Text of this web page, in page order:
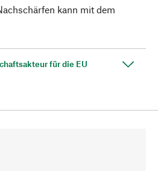
kann mit dem
für die EU